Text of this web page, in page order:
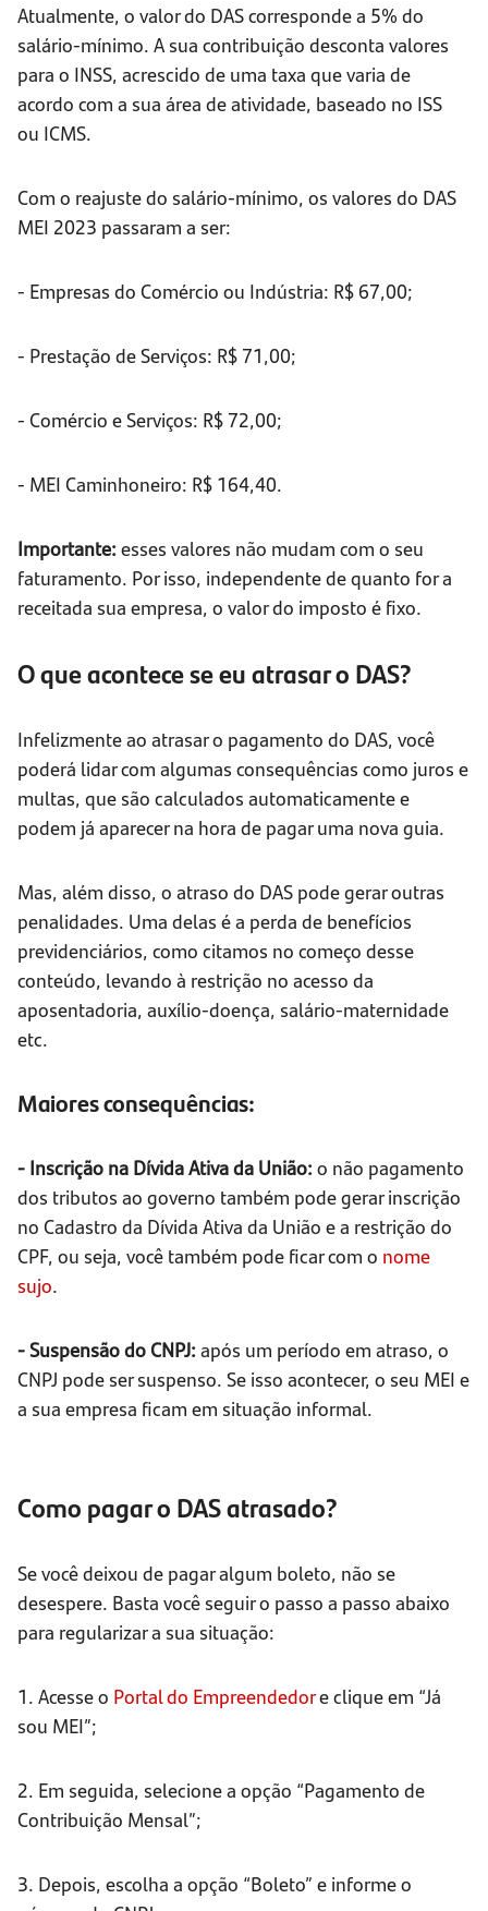
Atualmente, o valor do DAS corresponde a 5% do
salário-mínimo. A sua contribuição desconta valores
para o INSS, acrescido de uma taxa que varia de
acordo com a sua área de atividade, baseado no ISS
ou ICMS.
Com o reajuste do salário-mínimo, os valores do DAS
MEI 2023 passaram a ser:
- Empresas do Comércio ou Indústria: R$ 67,00;
- Prestação de Serviços: R$ 71,00;
- Comércio e Serviços: R$ 72,00;
- MEI Caminhoneiro: R$ 164,40.
Importante: esses valores não mudam com o seu
faturamento. Por isso, independente de quanto for a
receitada sua empresa, o valor do imposto é fixo.
O que acontece se eu atrasar o DAS?
Infelizmente ao atrasar o pagamento do DAS, você
poderá lidar com algumas consequências como juros e
multas, que são calculados automaticamente e
podem já aparecer na hora de pagar uma nova guia.
Mas, além disso, o atraso do DAS pode gerar outras
penalidades. Uma delas é a perda de benefícios
previdenciários, como citamos no começo desse
conteúdo, levando à restrição no acesso da
aposentadoria, auxílio-doença, salário-maternidade
etc.
Maiores consequências:
- Inscrição na Dívida Ativa da União: o não pagamento
dos tributos ao governo também pode gerar inscrição
no Cadastro da Dívida Ativa da União e a restrição do
CPF, ou seja, você também pode ficar com o nome
sujo.
- Suspensão do CNPJ: após um período em atraso, o
CNPJ pode ser suspenso. Se isso acontecer, o seu MEI e
a sua empresa ficam em situação informal.
Como pagar o DAS atrasado?
Se você deixou de pagar algum boleto, não se
desespere. Basta você seguir o passo a passo abaixo
para regularizar a sua situação:
1. Acesse o Portal do Empreendedore clique em “Já
sou MEI”;
2. Em seguida, selecione a opção “Pagamento de
Contribuição Mensal”;
3. Depois, escolha a opção “Boleto” e informe o